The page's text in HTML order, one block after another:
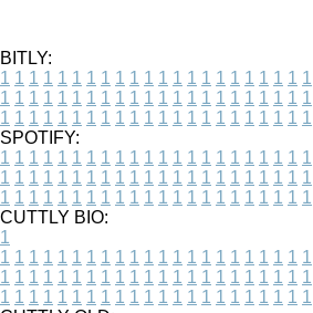
BITLY:
1 1 1 1 1 1 1 1 1 1 1 1 1 1 1 1 1 1 1 1 1 1
1 1 1 1 1 1 1 1 1 1 1 1 1 1 1 1 1 1 1 1 1 1
1 1 1 1 1 1 1 1 1 1 1 1 1 1 1 1 1 1 1 1 1 1
SPOTIFY:
1 1 1 1 1 1 1 1 1 1 1 1 1 1 1 1 1 1 1 1 1 1
1 1 1 1 1 1 1 1 1 1 1 1 1 1 1 1 1 1 1 1 1 1
1 1 1 1 1 1 1 1 1 1 1 1 1 1 1 1 1 1 1 1 1 1
CUTTLY BIO:
1
1 1 1 1 1 1 1 1 1 1 1 1 1 1 1 1 1 1 1 1 1 1
1 1 1 1 1 1 1 1 1 1 1 1 1 1 1 1 1 1 1 1 1 1
1 1 1 1 1 1 1 1 1 1 1 1 1 1 1 1 1 1 1 1 1 1